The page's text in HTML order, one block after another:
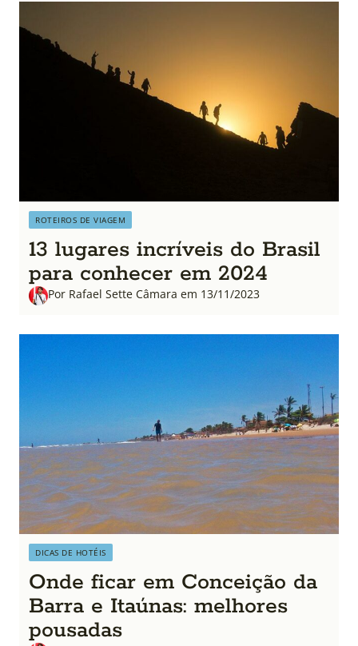
ROTEIROS DE VIAGEM
13 lugares incríveis do Brasil
para conhecer em 2024
Por Rafael Sette Câmara em 13/11/2023
DICAS DE HOTÉIS
Onde ficar em Conceição da
Barra e Itaúnas: melhores
pousadas